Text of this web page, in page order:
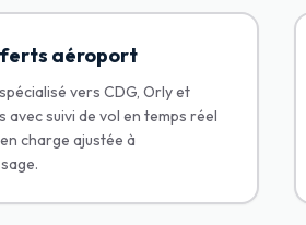
aéroport
vers CDG, Orly et
avec suivi de vol en temps réel
charge ajustée à